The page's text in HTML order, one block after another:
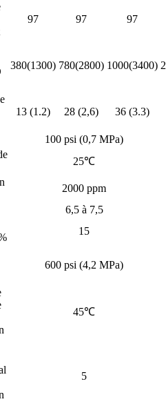
97 97 97
380(1300) 780(2800) 1000(3400)
13 (1.2) 28 (2,6) 36 (3.3)
100 psi (0,7 MPa)
25℃
2000 ppm
6,5 à 7,5
15
600 psi (4,2 MPa)
45℃
5